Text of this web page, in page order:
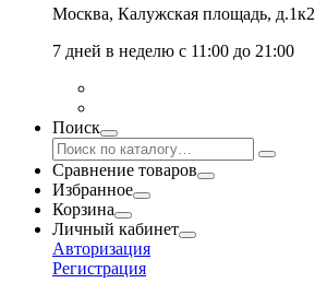
Москва, Калужская площадь, д.1к2
7 дней в неделю с 11:00 до 21:00
Поиск
Сравнение товаров
Избранное
Корзина
Личный кабинет
Авторизация
Регистрация